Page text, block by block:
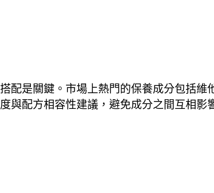
配是關鍵。市場上熱門的保養成分包括
與配方相容性建議，避免成分之間互相